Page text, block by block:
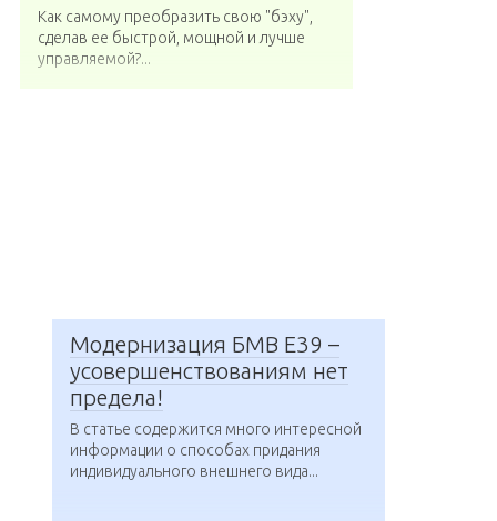
Как самому преобразить свою "бэху",
сделав ее быстрой, мощной и лучше
управляемой?...
Модернизация БМВ Е39 –
усовершенствованиям нет
предела!
В статье содержится много интересной
информации о способах придания
индивидуального внешнего вида...